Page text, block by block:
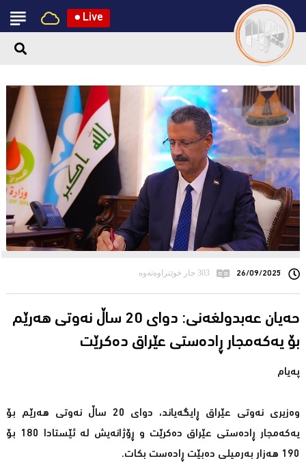
● Live
26/09/2025 303 جار خوێنراوەتەوە
حەیان عەبدولغەنی: دوای 20 ساڵ نەوتی هەرێم
بۆ یەكەمجار ڕادەستی عێراق دەكرێت
پەیام
وەزیری نەوتی عێراق ڕایگەیاند، دوای 20 ساڵ نەوتی هەرێم بۆ
یەكەمجار ڕادەستی عێراق دەكرێت و ڕۆژانەیش لە ئێستادا 180 بۆ
190 هەزار بەرمیلی دەبێت ڕادەست بكات.